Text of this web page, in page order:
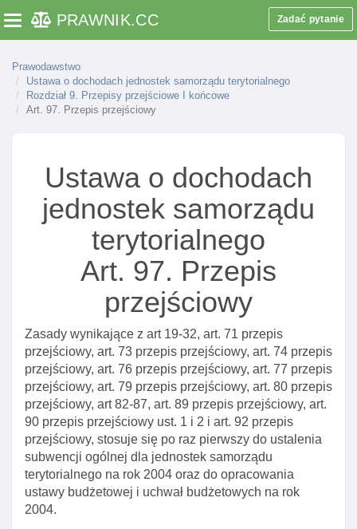
Toggle navigation
PRAWNIK.CC Zadać pytanie
Prawodawstwo
Ustawa o dochodach jednostek samorządu terytorialnego
Rozdział 9. Przepisy przejściowe I końcowe
Art. 97. Przepis przejściowy
Ustawa o dochodach
jednostek samorządu
terytorialnego
Art. 97. Przepis
przejściowy
Zasady wynikające z art 19-32, art. 71 przepis
przejściowy, art. 73 przepis przejściowy, art. 74 przepis
przejściowy, art. 76 przepis przejściowy, art. 77 przepis
przejściowy, art. 79 przepis przejściowy, art. 80 przepis
przejściowy, art 82-87, art. 89 przepis przejściowy, art.
90 przepis przejściowy ust. 1 i 2 i art. 92 przepis
przejściowy, stosuje się po raz pierwszy do ustalenia
subwencji ogólnej dla jednostek samorządu
terytorialnego na rok 2004 oraz do opracowania
ustawy budżetowej i uchwał budżetowych na rok
2004.
Art. 54. Zmiana ustawy o pomocy społecznej
lokalnych
Art. 56. Zmiana ustawy o ochronie przyrody
przejazdów środkami publicznego transportu
zbiorowego
Art. 59. Zmiana ustawy o zatrudnieniu I
przeciwdziałaniu bezrobociu
Art. 60. Zmiana ustawy o kulturze fizycznej
Art. 61. Zmiana ustawy - prawo energetyczne
Art. 62. Zmiana ustawy o służbie medycyny pracy
Art. 63. Zmiana ustawy o gospodarce
nieruchomościami
Art. 64. Zmiana ustawyo finansowaniu dróg
publicznych
Art. 65. Zmiana ustawy o usługach turystycznych
Art. 66. Zmiana ustawyo emeryturach I rentach z
funduszu ubezpieczeń społecznych
Art. 67. Zmiana ustawy o zmianie niektórych ustaw
związanych z funkcjonowaniem administracji
publicznej